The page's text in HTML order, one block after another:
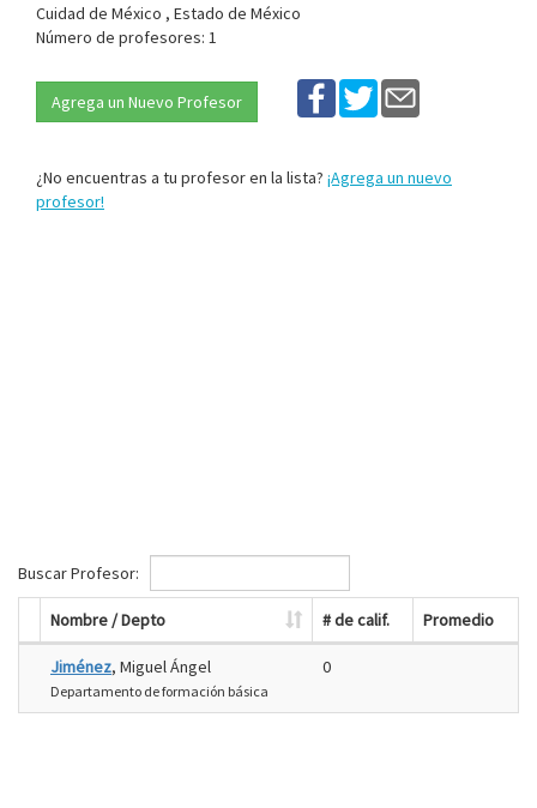
Cuidad de México , Estado de México
Número de profesores: 1
Agrega un Nuevo Profesor
¿No encuentras a tu profesor en la lista? ¡Agrega un nuevo
profesor!
Buscar Profesor:
Nombre / Depto # de calif. Promedio
Jiménez, Miguel Ángel
Departamento de formación básica
0